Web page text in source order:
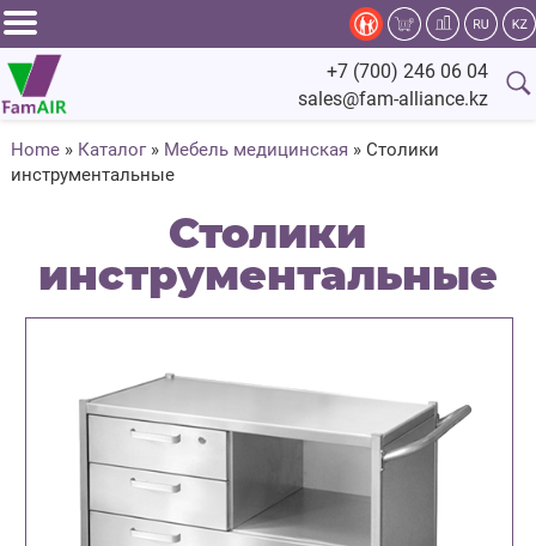
Задать
вопрос
специалисту
Главная
Сервис
Fam.Alliance
+7 (700) 246 06 04
sales@fam-alliance.kz
Home » Каталог » Мебель медицинская »Столики
инструментальные
Столики
инструментальные